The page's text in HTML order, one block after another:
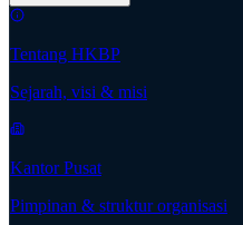
Tentang HKBP
Sejarah, visi & misi
Kantor Pusat
Pimpinan & struktur organisasi